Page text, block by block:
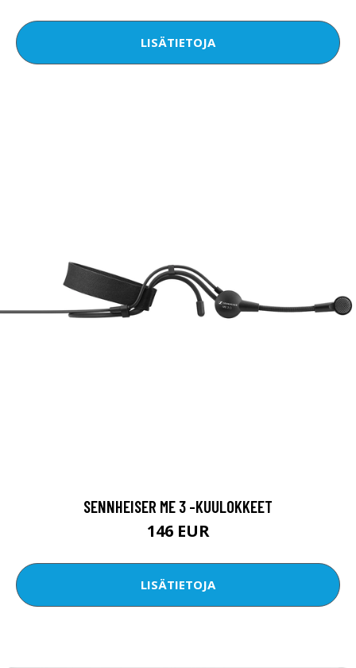
LISÄTIETOJA
SENNHEISER ME 3 -KUULOKKEET
146 EUR
LISÄTIETOJA